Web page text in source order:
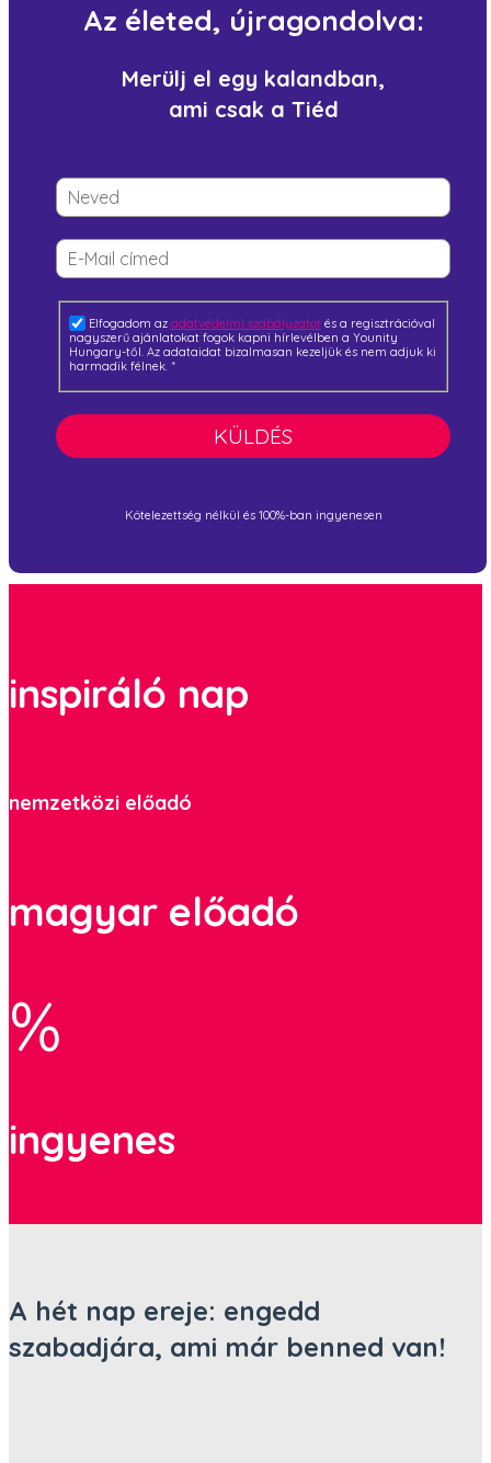
Az életed, újragondolva:
Merülj el egy kalandban,
ami csak a Tiéd
Elfogadom az adatvédelmi szabályzatotés a regisztrációval
nagyszerű ajánlatokat fogok kapni hírlevélben a Younity
Hungary-től. Az adataidat bizalmasan kezeljük és nem adjuk ki
harmadik félnek. *
KÜLDÉS
Kötelezettség nélkül és 100%-ban ingyenesen
inspiráló nap
nemzetközi előadó
magyar előadó
%
ingyenes
A hét nap ereje: engedd
szabadjára, ami már benned van!